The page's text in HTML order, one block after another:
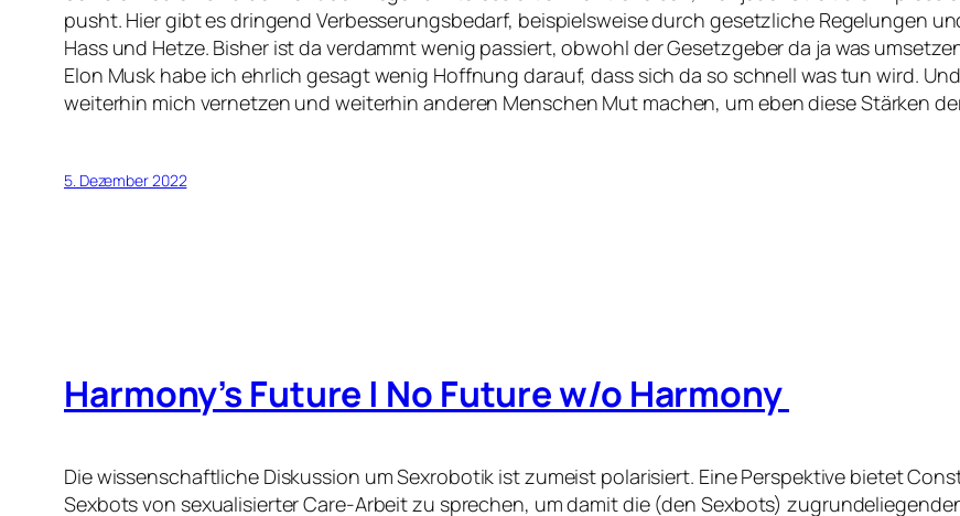
pusht. Hier gibt es dringend Verbesserungsbedarf, beispielsweise durch gesetzliche Regelungen
Hass und Hetze. Bisher ist da verdammt wenig passiert, obwohl der Gesetzgeber da ja was
Elon Musk habe ich ehrlich gesagt wenig Hoffnung darauf, dass sich da so schnell was tun wird.
weiterhin mich vernetzen und weiterhin anderen Menschen Mut machen, um eben diese Stärken
5. Dezember 2022
Harmony’s Future | No Future w/o Harmony
Die wissenschaftliche Diskussion um Sexrobotik ist zumeist polarisiert. Eine Perspektive bietet
Sexbots von sexualisierter Care-Arbeit zu sprechen, um damit die (den Sexbots)